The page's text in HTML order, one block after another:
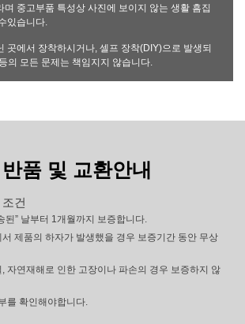
며 중고부품 특성상 사진에 보이지 않는 생활 흠집
있습니다.
곳에서 장착하시거나, 셀프 장착(DIY)으로 발생되
의 모든 문제는 책임지지 않습니다.
품 및 교환안내
건
된” 날부터 1개월까지 보증합니다.
제품의 하자가 발생했을 경우 보증기간 동안 무상
자연재해로 인한 고장이나 파손의 경우 보증하지 않
를 확인해야합니다.